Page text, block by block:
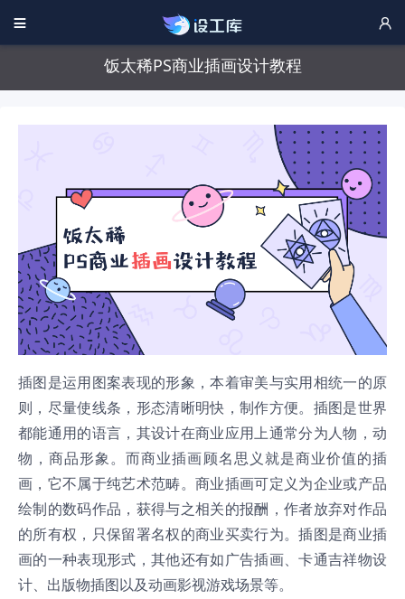
 
饭太稀PS商业插画设计教程
插图是运用图案表现的形象，本着审美与实用相统一的原
则，尽量使线条，形态清晰明快，制作方便。插图是世界
都能通用的语言，其设计在商业应用上通常分为人物，动
物，商品形象。而商业插画顾名思义就是商业价值的插
画，它不属于纯艺术范畴。商业插画可定义为企业或产品
绘制的数码作品，获得与之相关的报酬，作者放弃对作品
的所有权，只保留署名权的商业买卖行为。插图是商业插
画的一种表现形式，其他还有如广告插画、卡通吉祥物设
计、出版物插图以及动画影视游戏场景等。